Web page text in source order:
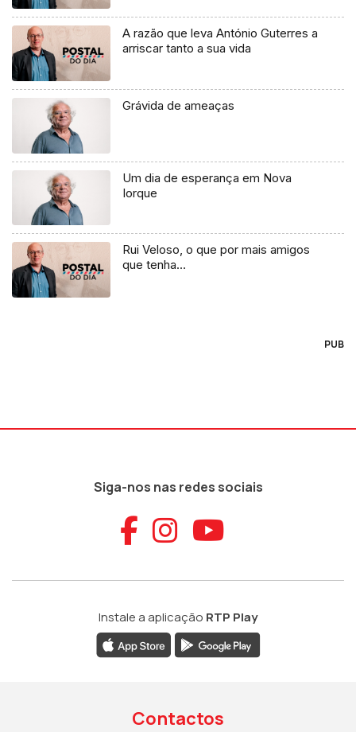
A razão que leva António Guterres a
arriscar tanto a sua vida
Grávida de ameaças
Um dia de esperança em Nova
Iorque
Rui Veloso, o que por mais amigos
que tenha…
PUB
Siga-nos nas redes sociais
Aceder ao
Aceder ao
Aceder
Instale a aplicação RTP Play
Contactos